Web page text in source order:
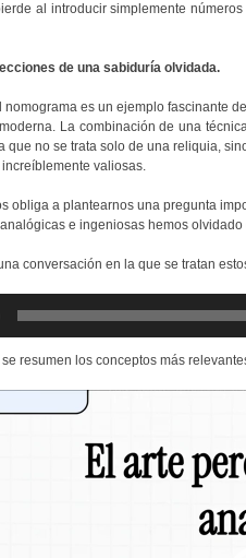
al introducir simplemente
de una sabiduría olvidada.
nomograma es un ejemplo fascinante
La combinación de una
que no se trata solo de una reliquia,
valiosas.
obliga a plantearnos una pregunta
e ingeniosas hemos
conversación en la que se tratan
se resumen los conceptos más